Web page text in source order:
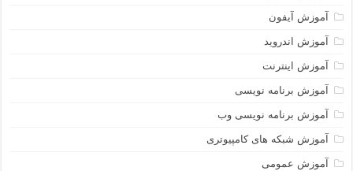
آموزش آیفون
آموزش اندروید
آموزش اینترنت
آموزش برنامه نویسی
آموزش برنامه نویسی وب
آموزش شبکه های کامپیوتری
آموزش عمومی